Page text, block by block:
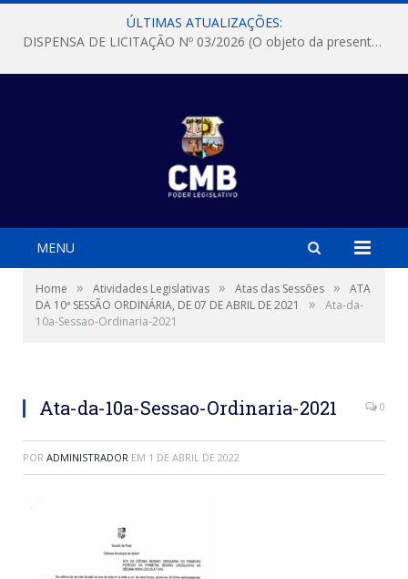
ÚLTIMAS ATUALIZAÇÕES:
DISPENSA DE LICITAÇÃO Nº 03/2026 (O objeto da presente dispensa é a escolha da proposta mais vantajosa para a aquisição, de aparelhos de ar condicionado, tipo Split, com material de instalação e fogão industrial, conforme condições, quantidades e exigências estabelecidas no termo de referencia e neste aviso de contratação direta e seus anexos)
MENU
Home » Atividades Legislativas » Atas das Sessões »
ATA
DA 10ª SESSÃO ORDINÁRIA, DE 07 DE ABRIL DE 2021
»
Ata-da-
10a-Sessao-Ordinaria-2021
Ata-da-10a-Sessao-Ordinaria-2021 0
POR ADMINISTRADOR EM 1 DE ABRIL DE 2022